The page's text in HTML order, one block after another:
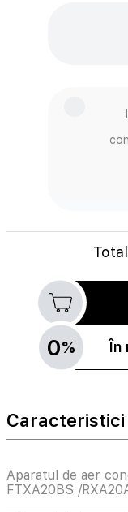
0% În
Aparatul de aer
FTXA20BS /